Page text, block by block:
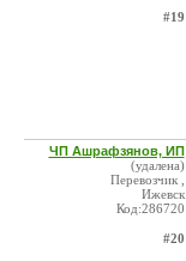
#19
ЧП Ашрафзянов, ИП
(удалена)
Перевозчик ,
Ижевск
Код:286720
#20